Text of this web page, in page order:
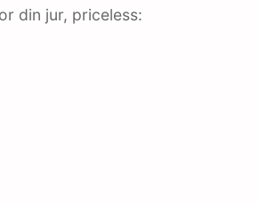
din jur, priceless: